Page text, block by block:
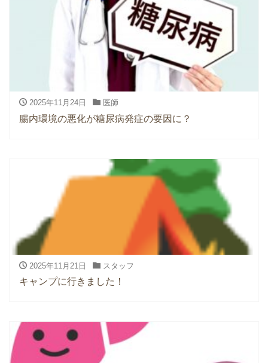
2025年11月24日 医師
腸内環境の悪化が糖尿病発症の要因に？
2025年11月21日 スタッフ
キャンプに行きました！